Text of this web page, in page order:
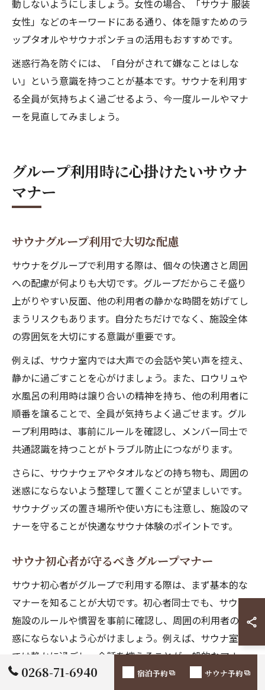
動しないようにしましょう。女性の場合、「サウナ 服装
女性」などのキーワードにある通り、体を隠すためのラ
ップタオルやサウナポンチョの活用もおすすめです。
迷惑行為を防ぐには、「自分がされて嫌なことはしな
い」という意識を持つことが基本です。サウナを利用す
る全員が気持ちよく過ごせるよう、今一度ルールやマナ
ーを見直してみましょう。
グループ利用時に心掛けたいサウナ
マナー
サウナグループ利用で大切な配慮
サウナをグループで利用する際は、個々の快適さと周囲
への配慮が何よりも大切です。グループだからこそ盛り
上がりやすい反面、他の利用者の静かな時間を妨げてし
まうリスクもあります。自分たちだけでなく、施設全体
の雰囲気を大切にする意識が重要です。
例えば、サウナ室内では大声での会話や笑い声を控え、
静かに過ごすことを心がけましょう。また、ロウリュや
水風呂の利用時は譲り合いの精神を持ち、他の利用者に
順番を譲ることで、全員が気持ちよく過ごせます。グル
ープ利用時は、事前にルールを確認し、メンバー同士で
共通認識を持つことがトラブル防止につながります。
さらに、サウナウェアやタオルなどの持ち物も、周囲の
迷惑にならないよう整理して置くことが望ましいです。
サウナグッズの置き場所や使い方にも注意し、施設のマ
ナーを守ることが快適なサウナ体験のポイントです。
サウナ初心者が守るべきグループマナー
サウナ初心者がグループで利用する際は、まず基本的な
マナーを知ることが大切です。初心者同士でも、サウナ
施設のルールや慣習を事前に確認し、周囲の利用者の迷
惑にならないよう心がけましょう。例えば、サウナ室内
では静かに過ごし、会話を控えることが一般的なマナー
です。
0268-71-6940 宿泊予約 サウナ予約